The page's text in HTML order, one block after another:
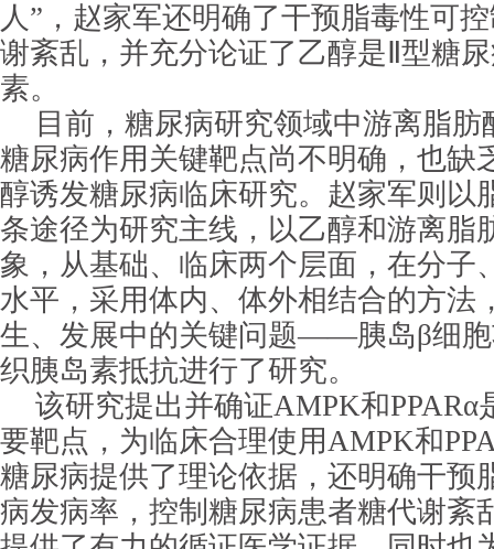
人”，赵家军还明确了干预脂毒性可
谢紊乱，并充分论证了乙醇是Ⅱ型糖
素。
目前，糖尿病研究领域中游离脂
糖尿病作用关键靶点尚不明确，也缺
醇诱发糖尿病临床研究。赵家军则以
条途径为研究主线，以乙醇和游离脂
象，从基础、临床两个层面，在分子
水平，采用体内、体外相结合的方法
生、发展中的关键问题——胰岛β细
织胰岛素抵抗进行了研究。
该研究提出并确证AMPK和PPARα
要靶点，为临床合理使用AMPK和
糖尿病提供了理论依据，还明确干预
病发病率，控制糖尿病患者糖代谢紊